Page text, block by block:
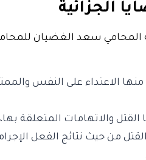
الجزائية
سعد الغضيان
الاعتداء على النفس
والاتهامات المتعلقة
من حيث نتائج الفعل